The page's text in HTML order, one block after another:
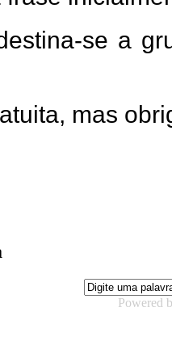
se a
mas
Powered